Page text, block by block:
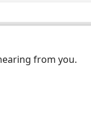
from you.